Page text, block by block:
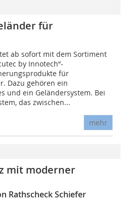
für
ab sofort mit dem Sortiment
by Innotech“-
für
Dazu gehören ein
und ein Geländersystem. Bei
das zwischen...
mehr
mit moderner
Rathscheck Schiefer